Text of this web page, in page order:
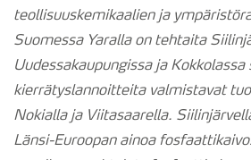
teollisuuskemikaalien ja
Suomessa Yaralla on tehtaita
Uudessakaupungissa ja Kokkolassa
kierrätyslannoitteita valmistavat
Nokialla ja Viitasaarella.
Länsi-Euroopan ainoa